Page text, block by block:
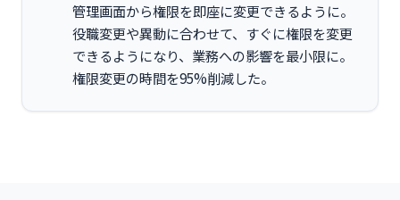
管理画面から権限を即座に変更できるように。
役職変更や異動に合わせて、すぐに権限を変更
できるようになり、業務への影響を最小限に。
権限変更の時間を95%削減した。